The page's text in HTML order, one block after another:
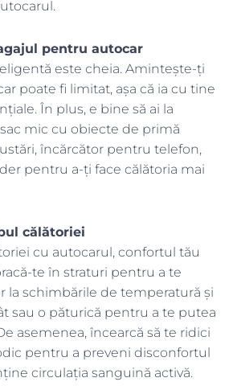
pentru autocar
este cheia. Amintește-ți
poate fi limitat, așa că ia cu tine
În plus, e bine să ai la
mic cu obiecte de primă
încărcător pentru telefon,
pentru a-ți face călătoria mai
călătoriei
cu autocarul, confortul tău
te în straturi pentru a te
la schimbările de temperatură și
sau o păturică pentru a te putea
asemenea, încearcă să te ridici
pentru a preveni disconfortul
circulația sanguină activă.